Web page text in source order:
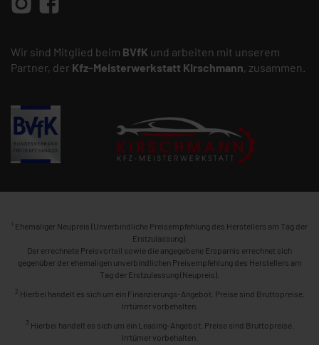
Wir sind Mitglied beim BVfK und arbeiten mit unserem
Partner, der Kfz-Meisterwerkstatt Kirschmann, zusammen.
1 Ehemaliger Neupreis (Unverbindliche Preisempfehlung des Herstellers am Tag der
Erstzulassung).
Der errechnete Preisvorteil sowie die angegebene Ersparnis errechnet sich
gegenüber der ehemaligen unverbindlichen Preisempfehlung des Herstellers am
Tag der Erstzulassung (Neupreis).
2 Hierbei handelt es sich um ein Finanzierungs-Angebot. Preise sind Bruttopreise.
Irrtümer vorbehalten.
3 Hierbei handelt es sich um ein Leasing-Angebot. Preise sind Bruttopreise.
Irrtümer vorbehalten.